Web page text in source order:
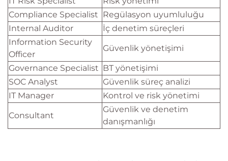
Compliance Specialist Regülasyon uyumluluğu
Internal Auditor
İç denetim süreçleri
Information Security
Officer
Güvenlik yönetişimi
Governance Specialist BT yönetişimi
SOC Analyst
Güvenlik süreç analizi
IT Manager
Kontrol ve risk yönetimi
Consultant
Güvenlik ve denetim
danışmanlığı